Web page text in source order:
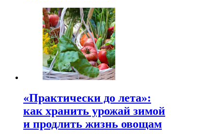
«Практически до лета»:
как хранить урожай зимой
и продлить жизнь овощам